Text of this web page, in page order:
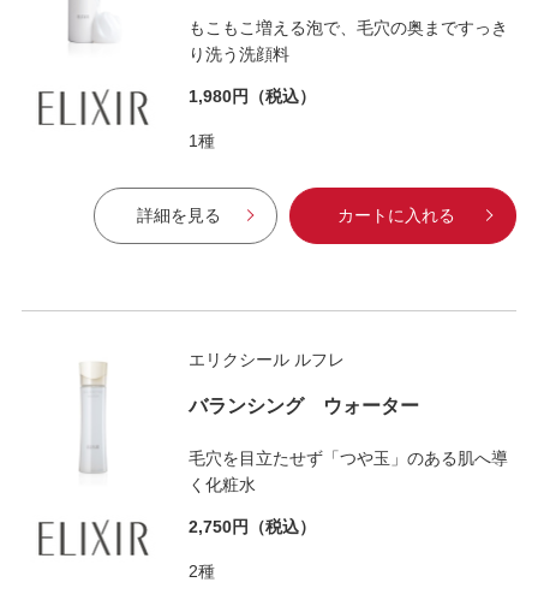
もこもこ増える泡で、毛穴の奥まですっき
り洗う洗顔料
1,980円 （税込）
1種
詳細を見る カートに入れる
エリクシール ルフレ
バランシング ウォーター
毛穴を目立たせず「つや玉」のある肌へ導
く化粧水
2,750円 （税込）
2種